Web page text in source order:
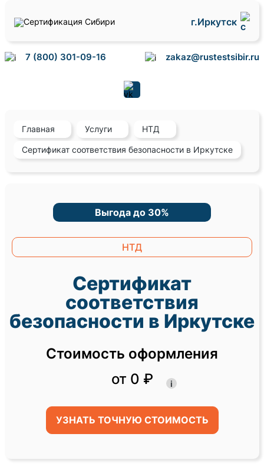
г.Иркутск
7 (800) 301-09-16 zakaz@rustestsibir.ru
Главная Услуги НТД
Сертификат соответствия безопасности в Иркутске
Выгода до 30%
НТД
Сертификат
соответствия
безопасности в Иркутске
Стоимость оформления
от 0 ₽
i
УЗНАТЬ ТОЧНУЮ СТОИМОСТЬ